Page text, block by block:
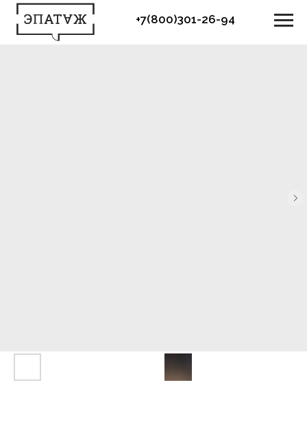
+7(800)301-26-94